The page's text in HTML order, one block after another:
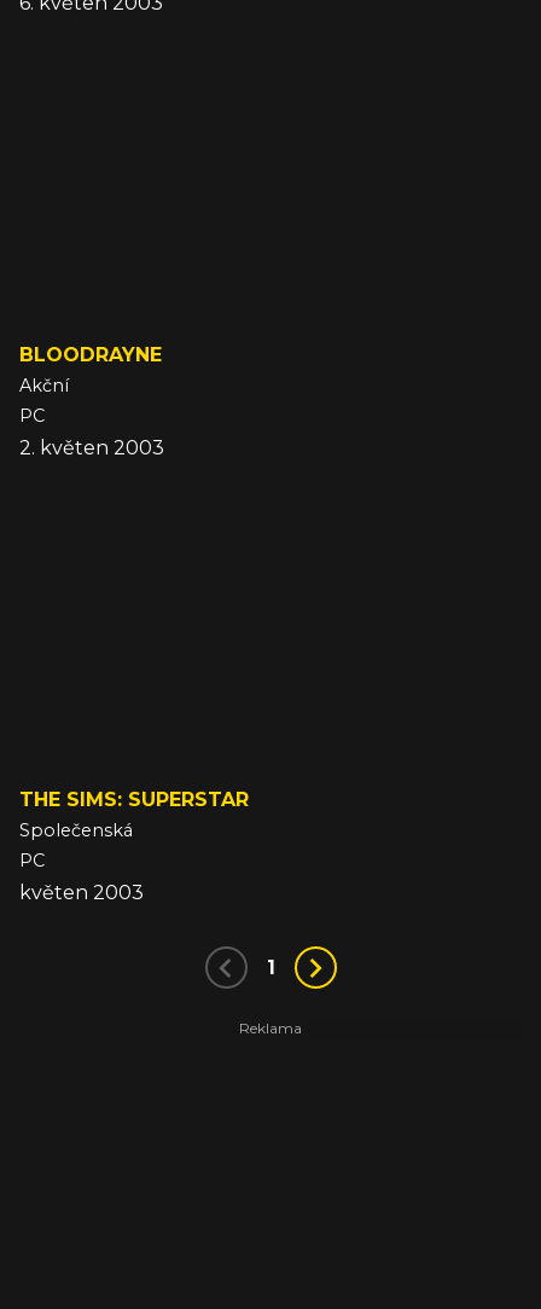
BLOODRAYNE
Akční
PC
2. květen 2003
THE SIMS: SUPERSTAR
Společenská
PC
květen 2003
1